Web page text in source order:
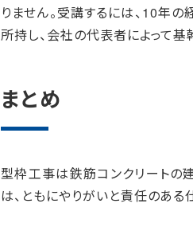
りません。受講するには、10年
所持し、会社の代表者によって
まとめ
型枠工事は鉄筋コンクリートの
は、ともにやりがいと責任のある